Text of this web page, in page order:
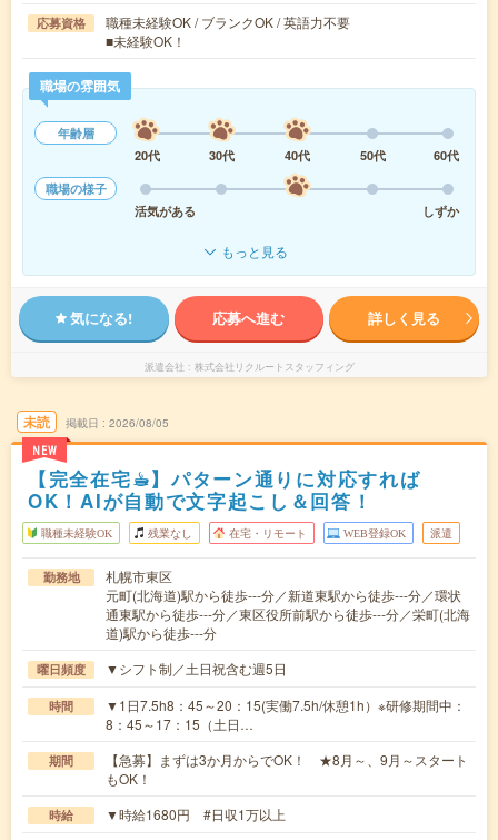
応募資格
職種未経験OK / ブランクOK / 英語力不要
■未経験OK！
職場の雰囲気
年齢層
20代
30代 40代 50代
60代
職場の様子
活気がある
しずか
もっと見る
気になる! 応募へ進む 詳しく見る
派遣会社 株式会社リクルートスタッフィング
未読
NEW
掲載日 2026/08/05
【完全在宅☕︎】パターン通りに対応すれば
OK！AIが自動で文字起こし＆回答！
職種未経験OK 残業なし 在宅・リモート WEB登録OK 派遣
勤務地
札幌市東区
元町(北海道)駅から徒歩---分／新道東駅から徒歩---分／環状
通東駅から徒歩---分／東区役所前駅から徒歩---分／栄町(北海
道)駅から徒歩---分
曜日頻度 ▼シフト制／土日祝含む週5日
時間
▼1日7.5h8：45～20：15(実働7.5h/休憩1h）※研修期間中：
8：45～17：15（土日…
期間
【急募】まずは3か月からでOK！ ★8月～、9月～スタート
もOK！
時給 ▼時給1680円 #日収1万以上